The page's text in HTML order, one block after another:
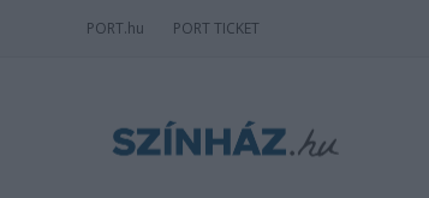
PORT.hu PORT TICKET